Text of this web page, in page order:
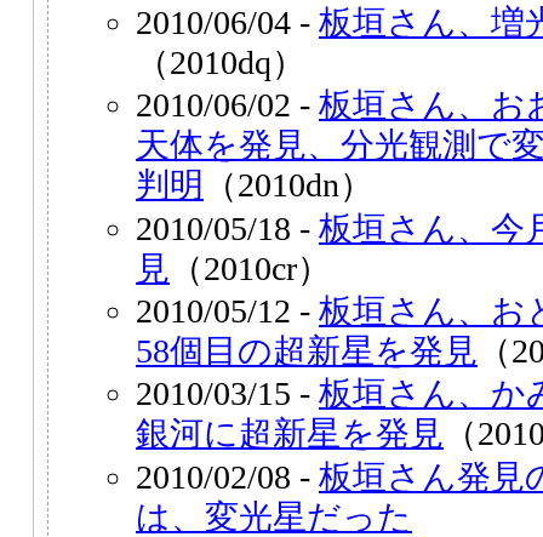
2010/06/04 - 板垣さん、増
（2010dq）
2010/06/02 - 板垣さん、お
天体を発見、分光観測で
判明
（2010dn）
2010/05/18 - 板垣さん、今
見 （2010cr）
2010/05/12 - 板垣さん、お
58個目の超新星を発見 （
2010/03/15 - 板垣さん、か
銀河に超新星を発見 （
2010/02/08 - 板垣さん発見
は、変光星だった